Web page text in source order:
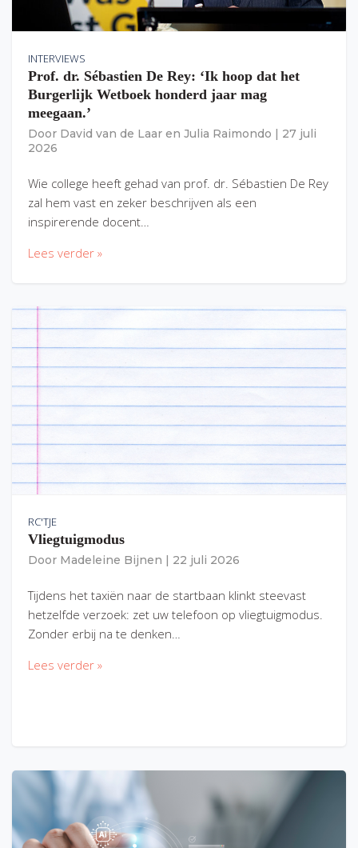
INTERVIEWS
Prof. dr. Sébastien De Rey: ‘Ik hoop dat het
Burgerlijk Wetboek honderd jaar mag
meegaan.’
Door David van de Laar en Julia Raimondo
27 juli
2026
Wie college heeft gehad van prof. dr. Sébastien De Rey
zal hem vast en zeker beschrijven als een
inspirerende docent…
Lees verder »
RC'TJE
Vliegtuigmodus
Door Madeleine Bijnen 22 juli 2026
Tijdens het taxiën naar de startbaan klinkt steevast
hetzelfde verzoek: zet uw telefoon op vliegtuigmodus.
Zonder erbij na te denken…
Lees verder »